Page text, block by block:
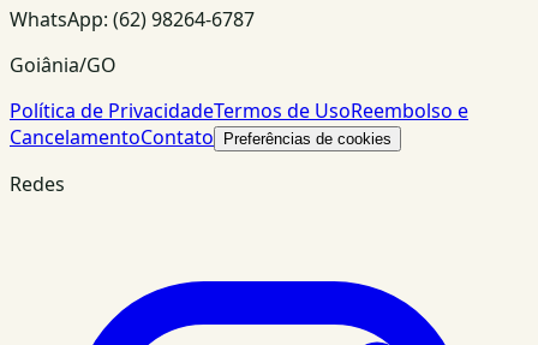
WhatsApp: (62) 98264-6787
Goiânia/GO
Política de PrivacidadeTermos de UsoReembolso e
CancelamentoContato Preferências de cookies
Redes